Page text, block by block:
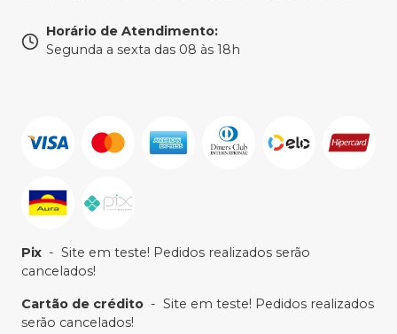
Horário de Atendimento:
Segunda a sexta das 08 às 18h
Pix - Site em teste! Pedidos realizados serão
cancelados!
Cartão de crédito - Site em teste! Pedidos realizados
serão cancelados!